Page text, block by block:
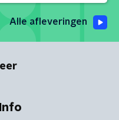
Alle afleveringen
Info